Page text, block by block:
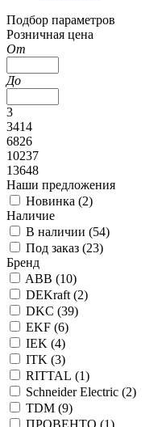
Подбор параметров
Розничная цена
От
До
3
3414
6826
10237
13648
Наши предложения
Новинка (2)
Наличие
В наличии (54)
Под заказ (23)
Бренд
ABB (10)
DEKraft (2)
DKC (39)
EKF (6)
IEK (4)
ITK (3)
RITTAL (1)
Schneider Electric (2)
TDM (9)
ПРОВЕНТО (1)